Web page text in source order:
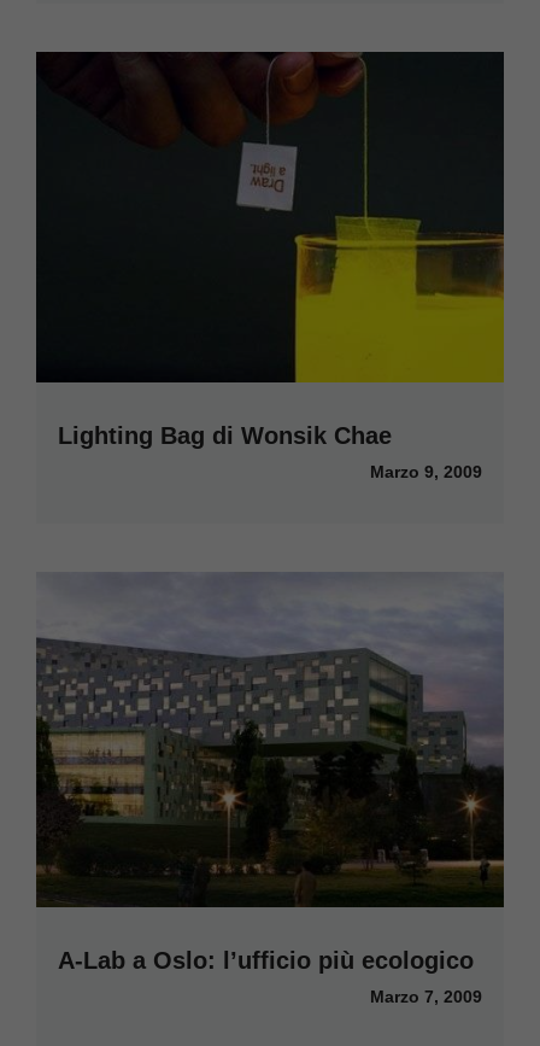
Lighting Bag di Wonsik Chae
Marzo 9, 2009
A-Lab a Oslo: l’ufficio più ecologico
Marzo 7, 2009